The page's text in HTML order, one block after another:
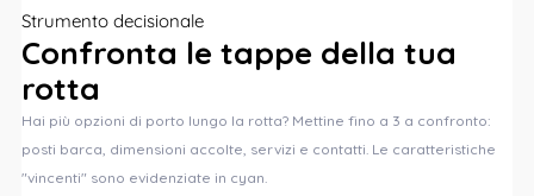
Strumento decisionale
Confronta le tappe della tua
rotta
Hai più opzioni di porto lungo la rotta? Mettine fino a 3 a confronto:
posti barca, dimensioni accolte, servizi e contatti. Le caratteristiche
"vincenti" sono evidenziate in cyan.